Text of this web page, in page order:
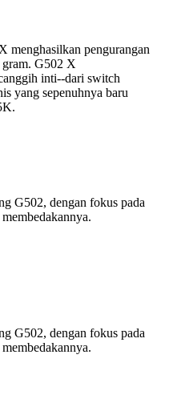
menghasilkan pengurangan
gram. G502 X
inti--dari switch
yang sepenuhnya baru
G502, dengan fokus pada
G502, dengan fokus pada